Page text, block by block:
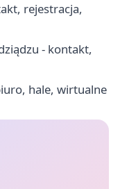
rejestracja,
- kontakt,
hale, wirtualne